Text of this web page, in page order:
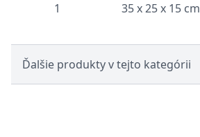
1
35 x 25 x 15 cm
Ďalšie produkty v tejto kategórii